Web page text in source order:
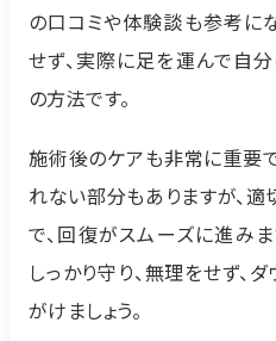
の口コミや体験談も参考に
せず、実際に足を運んで自
の方法です。
施術後のケアも非常に重要
れない部分もありますが、
で、回復がスムーズに進み
しっかり守り、無理をせず、
がけましょう。